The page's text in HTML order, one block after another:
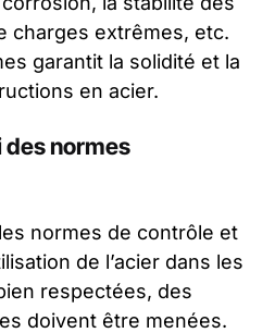
charges extrêmes, etc.
garantit la solidité et la
en acier.
des normes
normes de contrôle et
de l’acier dans les
respectées, des
doivent être menées.